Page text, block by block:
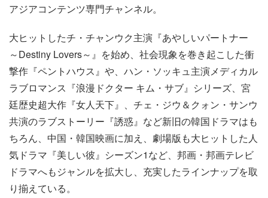
アジアコンテンツ専門チャンネル。
大ヒットしたチ・チャンウク主演『あやしいパートナー
～Destiny Lovers～』を始め、社会現象を巻き起こした衝
撃作『ペントハウス』や、ハン・ソッキュ主演メディカル
ラブロマンス『浪漫ドクター キム・サブ』シリーズ、宮
廷歴史超大作『女人天下』、チェ・ジウ＆クォン・サンウ
共演のラブストーリー『誘惑』など新旧の韓国ドラマはも
ちろん、中国・韓国映画に加え、劇場版も大ヒットした人
気ドラマ『美しい彼』シーズン1など、邦画・邦画テレビ
ドラマへもジャンルを拡大し、充実したラインナップを取
り揃えている。